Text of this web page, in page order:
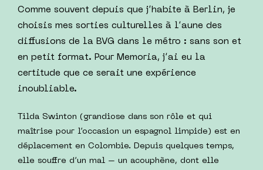
Comme souvent depuis que j’habite à Berlin, je
choisis mes sorties culturelles à l’aune des
diffusions de la BVG dans le métro : sans son et
en petit format. Pour Memoria, j’ai eu la
certitude que ce serait une expérience
inoubliable.
Tilda Swinton (grandiose dans son rôle et qui
maîtrise pour l’occasion un espagnol limpide) est en
déplacement en Colombie. Depuis quelques temps,
elle souffre d’un mal – un acouphène, dont elle